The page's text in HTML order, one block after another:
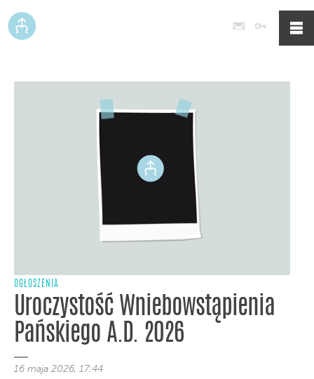
Poczta
OGŁOSZENIA
Uroczystość Wniebowstąpienia
Pańskiego A.D. 2026
16 maja 2026, 17:44